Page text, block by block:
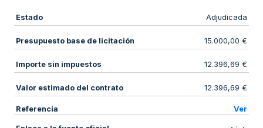
Estado Adjudicada
Presupuesto base de licitación 15.000,00 €
Importe sin impuestos 12.396,69 €
Valor estimado del contrato 12.396,69 €
Referencia Ver